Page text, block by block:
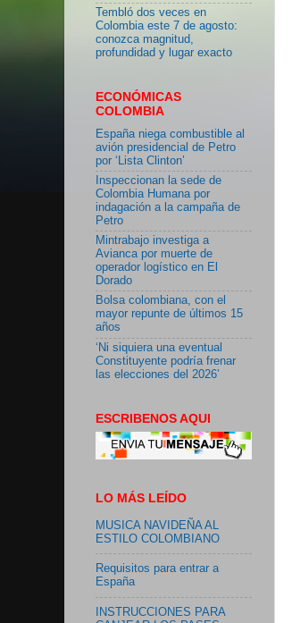
Tembló dos veces en
Colombia este 7 de agosto:
conozca magnitud,
profundidad y lugar exacto
ECONÓMICAS
COLOMBIA
España niega combustible al
avión presidencial de Petro
por ‘Lista Clinton’
Inspeccionan la sede de
Colombia Humana por
indagación a la campaña de
Petro
Mintrabajo investiga a
Avianca por muerte de
operador logístico en El
Dorado
Bolsa colombiana, con el
mayor repunte de últimos 15
años
‘Ni siquiera una eventual
Constituyente podría frenar
las elecciones del 2026’
ESCRIBENOS AQUI
LO MÁS LEÍDO
MUSICA NAVIDEÑA AL
ESTILO COLOMBIANO
Requisitos para entrar a
España
INSTRUCCIONES PARA